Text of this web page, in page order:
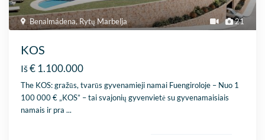
21
Benalmádena,Rytų Marbelja
KOS
Iš€ 1.100.000
The KOS: gražūs, tvarūs gyvenamieji namai Fuengiroloje – Nuo 1
100 000 € „KOS” – tai svajonių gyvenvietė su gyvenamaisiais
namais ir pra...